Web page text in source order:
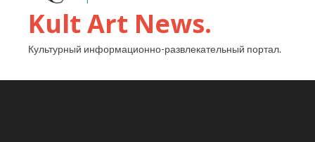
Kult Art News.
Культурный информационно-развлекательный портал.